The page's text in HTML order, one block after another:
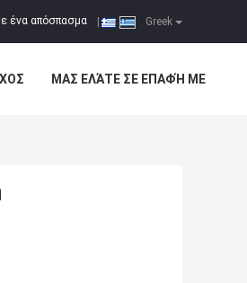
Greek
ένα απόσπασμα
ΜΑΣ ΕΛΆΤΕ ΣΕ ΕΠΑΦΉ ΜΕ